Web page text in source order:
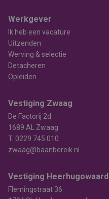
Werkgever
Ik heb een vacature
Uitzenden
Werving & selectie
Detacheren
Opleiden
Vestiging Zwaag
De Factorij 2d
1689 AL Zwaag
T. 0229 745 010
zwaag@baanbereik.nl
Vestiging Heerhugowaard
Flemingstraat 36